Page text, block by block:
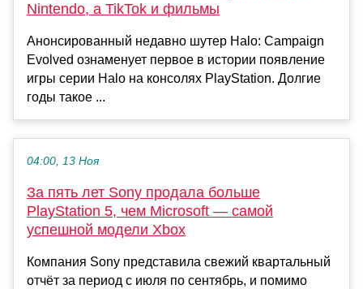
Nintendo, а TikTok и фильмы
Анонсированный недавно шутер Halo: Campaign
Evolved ознаменует первое в истории появление
игры серии Halo на консолях PlayStation. Долгие
годы такое ...
04:00, 13 Ноя
За пять лет Sony продала больше
PlayStation 5, чем Microsoft — самой
успешной модели Xbox
Компания Sony представила свежий квартальный
отчёт за период с июля по сентябрь, и помимо